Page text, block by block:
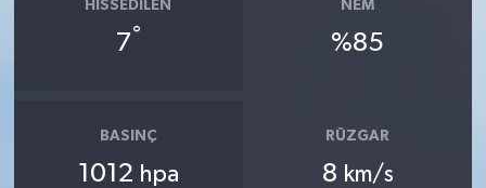
HISSEDILEN
7°
NEM
%85
BASINÇ
1012 hpa
RÜZGAR
8 km/s